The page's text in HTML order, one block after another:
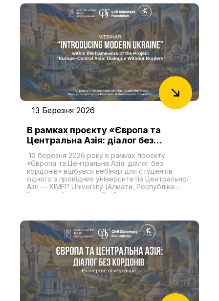
досліджень KONSTANTA R&D Group» — за
організаційної та фінансової підтримки
Міжнародного фонду «Відродження».
Стратегічні діалоги в межах проєкту є
платформою для експертних обговорень
питань, що становлять взаємний інтерес для
України та держав Центральної Азії, та
спрямовані на розвиток міжрегіонального
експертного діалогу у сферах економічної
співпраці, логістики, інфраструктури та
регіональної взаємодії.
13 Березня 2026
В рамках проєкту «Європа та
Центральна Азія: діалог без
кордонів» відбувся вебінар на тему:
«Знайомство із сучасною
Україною»
10 березня 2026 року в рамках проєкту
«Європа та Центральна Азія: діалог без
кордонів» відбувся вебінар для студентів
одного з провідних університетів Центральної
Азії — KIMEP University (Алмати, Республіка
Казахстан) на тему: «Знайомство із сучасною
громадської дипломатії» та ГО «Центр
геополітичних досліджень KONSTANTA R&D
Group» — за організаційної та фінансової
підтримки Міжнародного фонду
«Відродження». Дана ініціатива спрямована на
розвиток академічного та експертного діалогу
між Україною та державами Центральної Азії із
питань, що становлять взаємний інтерес.